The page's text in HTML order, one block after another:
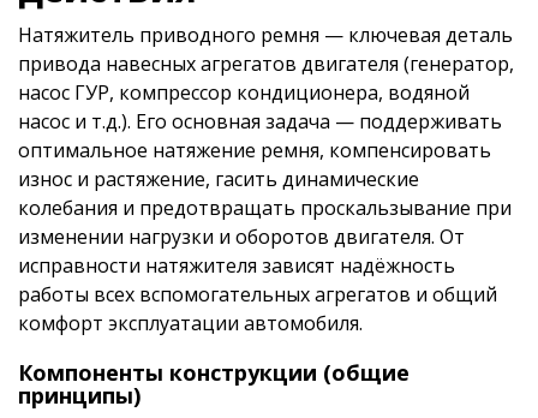
Натяжитель приводного ремня — ключевая деталь
привода навесных агрегатов двигателя (генератор,
насос ГУР, компрессор кондиционера, водяной
насос и т.д.). Его основная задача — поддерживать
оптимальное натяжение ремня, компенсировать
износ и растяжение, гасить динамические
колебания и предотвращать проскальзывание при
изменении нагрузки и оборотов двигателя. От
исправности натяжителя зависят надёжность
работы всех вспомогательных агрегатов и общий
комфорт эксплуатации автомобиля.
Компоненты конструкции (общие
принципы)